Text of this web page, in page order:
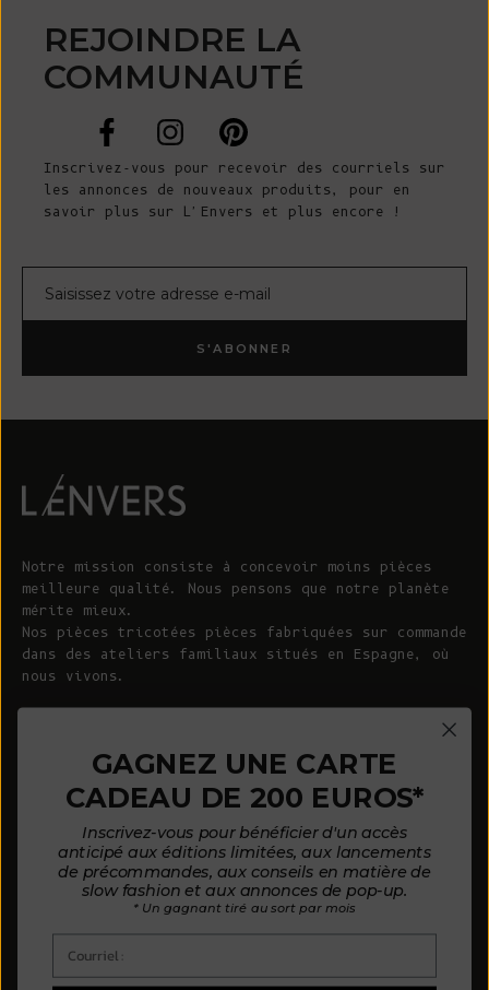
REJOINDRE LA
COMMUNAUTÉ
Inscrivez-vous pour recevoir des courriels sur
les annonces de nouveaux produits, pour en
savoir plus sur L'Envers et plus encore !
S'ABONNER
Notre mission consiste à concevoir moins pièces
meilleure qualité. Nous pensons que notre planète
mérite mieux.
Nos pièces tricotées pièces fabriquées sur commande
dans des ateliers familiaux situés en Espagne, où
nous vivons.
Nous contacter
Guide d'entretien
Mode de paiement par mensualités
À PROPOS DE L'ENVERS
À propos de nous
Notre philosophie
Nos matières
Actualités
GAGNEZ UNE CARTE
CADEAU DE 200 EUROS*
Inscrivez-vous pour bénéficier d'un accès
anticipé aux éditions limitées, aux lancements
de précommandes, aux conseils en matière de
slow fashion et aux annonces de pop-up.
* Un gagnant tiré au sort par mois